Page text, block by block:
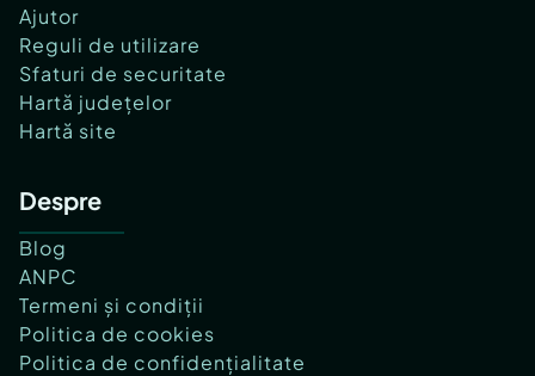
Ajutor
Reguli de utilizare
Sfaturi de securitate
Hartă județelor
Hartă site
Despre
Blog
ANPC
Termeni și condiții
Politica de cookies
Politica de confidențialitate